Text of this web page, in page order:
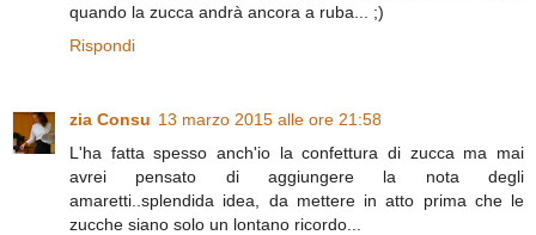
quando la zucca andrà ancora a ruba... ;)
Rispondi
zia Consu 13 marzo 2015 alle ore 21:58
L'ha fatta spesso anch'io la confettura di zucca ma mai
avrei pensato di aggiungere la nota degli
amaretti..splendida idea, da mettere in atto prima che le
zucche siano solo un lontano ricordo...